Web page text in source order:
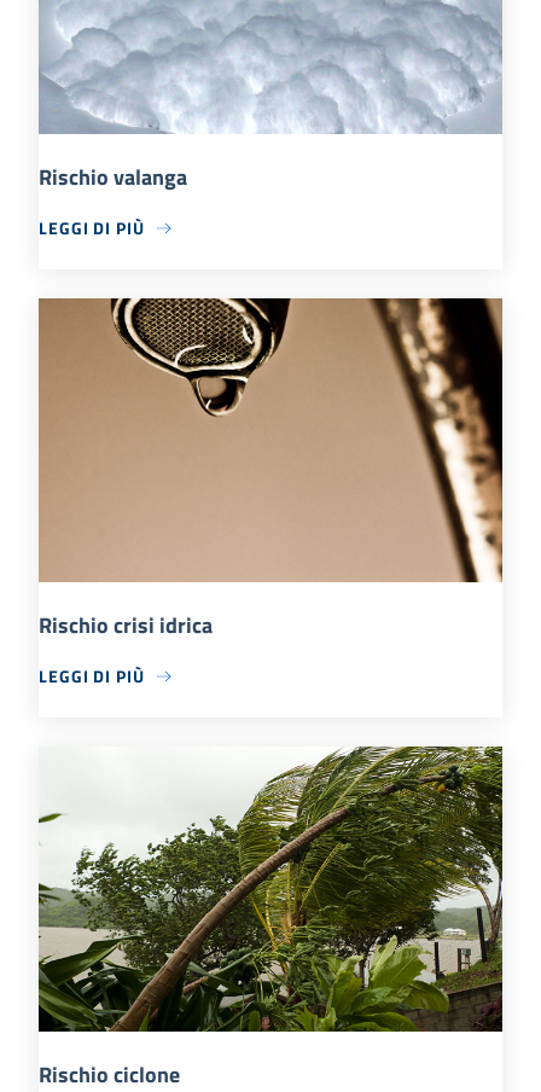
Rischio valanga
LEGGI DI PIÙ
Rischio crisi idrica
LEGGI DI PIÙ
Rischio ciclone